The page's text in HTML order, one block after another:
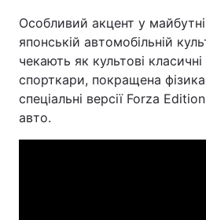
Особливий акцент у
японській автомобільній
чекають як культові класичні
спорткари, покращена фізика
спеціальні версії Forza Edition
авто.